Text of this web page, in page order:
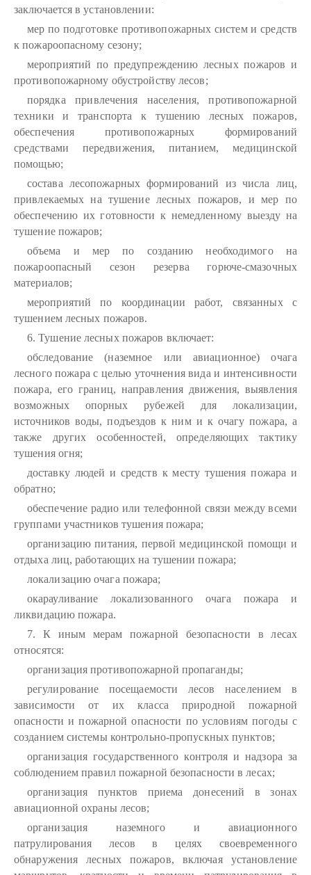
заключается в установлении:
мер по подготовке противопожарных систем и средств
к пожароопасному сезону;
мероприятий по предупреждению лесных пожаров и
противопожарному обустройству лесов;
порядка привлечения населения, противопожарной
техники и транспорта к тушению лесных пожаров,
обеспечения противопожарных формирований
средствами передвижения, питанием, медицинской
помощью;
состава лесопожарных формирований из числа лиц,
привлекаемых на тушение лесных пожаров, и мер по
обеспечению их готовности к немедленному выезду на
тушение пожаров;
объема и мер по созданию необходимого на
пожароопасный сезон резерва горюче-смазочных
материалов;
мероприятий по координации работ, связанных с
тушением лесных пожаров.
6. Тушение лесных пожаров включает:
обследование (наземное или авиационное) очага
лесного пожара с целью уточнения вида и интенсивности
пожара, его границ, направления движения, выявления
возможных опорных рубежей для локализации,
источников воды, подъездов к ним и к очагу пожара, а
также других особенностей, определяющих тактику
тушения огня;
доставку людей и средств к месту тушения пожара и
обратно;
обеспечение радио или телефонной связи между всеми
группами участников тушения пожара;
организацию питания, первой медицинской помощи и
отдыха лиц, работающих на тушении пожара;
локализацию очага пожара;
окарауливание локализованного очага пожара и
ликвидацию пожара.
7. К иным мерам пожарной безопасности в лесах
относятся:
организация противопожарной пропаганды;
регулирование посещаемости лесов населением в
зависимости от их класса природной пожарной
опасности и пожарной опасности по условиям погоды с
созданием системы контрольно-пропускных пунктов;
организация государственного контроля и надзора за
соблюдением правил пожарной безопасности в лесах;
организация пунктов приема донесений в зонах
авиационной охраны лесов;
организация наземного и авиационного
патрулирования лесов в целях своевременного
обнаружения лесных пожаров, включая установление